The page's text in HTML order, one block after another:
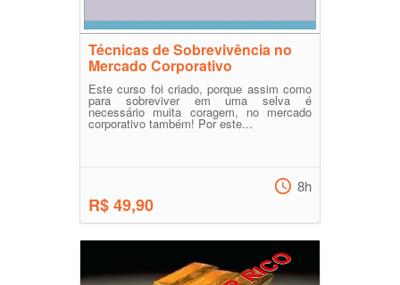
Técnicas de Sobrevivência no
Mercado Corporativo
Este curso foi criado, porque assim como
para sobreviver em uma selva é
necessário muita coragem, no mercado
corporativo também! Por este...
R$ 49,90
8h